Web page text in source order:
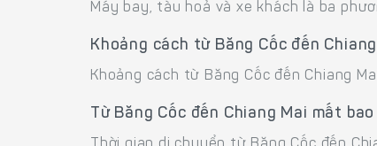
Máy bay, tàu hoả và xe khách là ba
Khoảng cách từ Băng Cốc đến
Khoảng cách từ Băng Cốc đến Chiang
Từ Băng Cốc đến Chiang Mai mất